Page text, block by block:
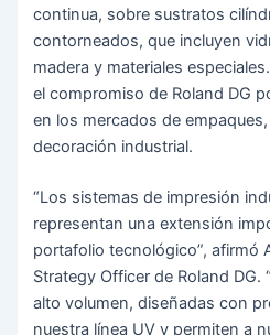
continua, sobre sustratos
contorneados, que incluyen
madera y materiales
el compromiso de Roland DG
en los mercados de
decoración industrial.
“Los sistemas de impresión
representan una extensión
portafolio tecnológico”, afirmó
Strategy Officer de Roland DG.
alto volumen, diseñadas con
nuestra línea UV y permiten a